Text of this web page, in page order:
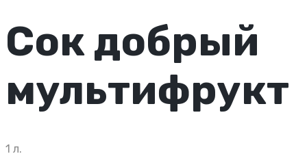
Сок добрый
мультифрукт
1 л.